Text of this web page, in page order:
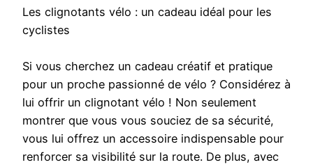
Les clignotants vélo : un cadeau idéal pour les
cyclistes
Si vous cherchez un cadeau créatif et pratique
pour un proche passionné de vélo ? Considérez à
lui offrir un clignotant vélo ! Non seulement
montrer que vous vous souciez de sa sécurité,
vous lui offrez un accessoire indispensable pour
renforcer sa visibilité sur la route. De plus, avec